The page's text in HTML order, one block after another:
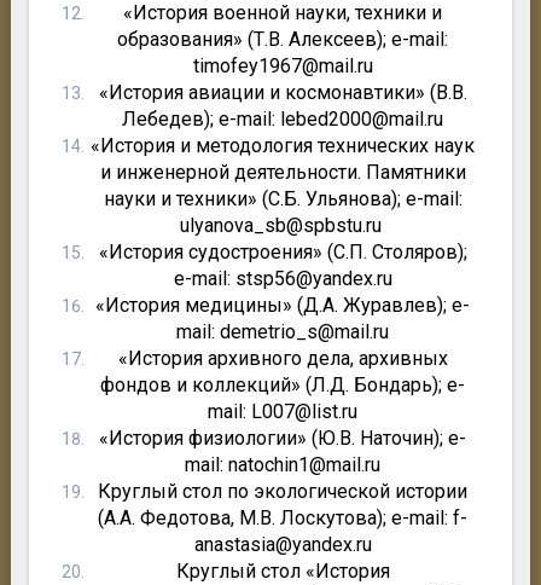
«История военной науки, техники и
образования» (Т.В. Алексеев); e-mail:
timofey1967@mail.ru
«История авиации и космонавтики» (В.В.
Лебедев); e-mail: lebed2000@mail.ru
«История и методология технических наук
и инженерной деятельности. Памятники
науки и техники» (С.Б. Ульянова); e-mail:
ulyanova_sb@spbstu.ru
«История судостроения» (С.П. Столяров);
e-mail: stsp56@yandex.ru
«История медицины» (Д.А. Журавлев); e-
mail: demetrio_s@mail.ru
«История архивного дела, архивных
фондов и коллекций» (Л.Д. Бондарь); e-
mail: L007@list.ru
«История физиологии» (Ю.В. Наточин); e-
mail: natochin1@mail.ru
Круглый стол по экологической истории
(А.А. Федотова, М.В. Лоскутова); e-mail: f-
anastasia@yandex.ru
Круглый стол «История